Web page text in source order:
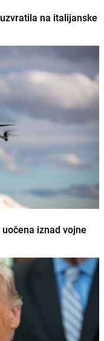
na italijanske
iznad vojne